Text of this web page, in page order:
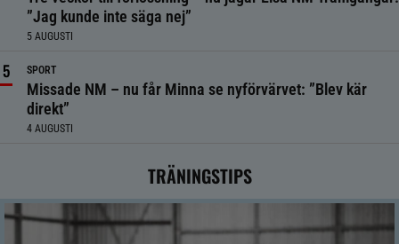
”Jag kunde inte säga nej”
5 AUGUSTI
SPORT
Missade NM – nu får Minna se nyförvärvet: ”Blev kär
direkt”
4 AUGUSTI
TRÄNINGSTIPS